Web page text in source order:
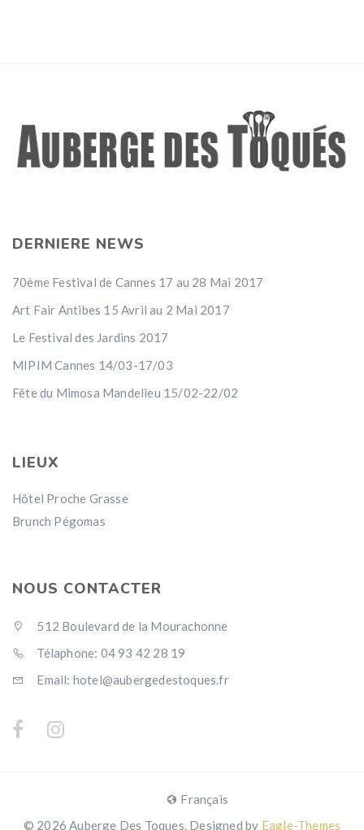
DERNIERE NEWS
70ème Festival de Cannes 17 au 28 Mai 2017
Art Fair Antibes 15 Avril au 2 Mai 2017
Le Festival des Jardins 2017
MIPIM Cannes 14/03-17/03
Fête du Mimosa Mandelieu 15/02-22/02
LIEUX
Hôtel Proche Grasse
Brunch Pégomas
NOUS CONTACTER
512 Boulevard de la Mourachonne
Télaphone: 04 93 42 28 19
Email: hotel@aubergedestoques.fr
Français
© 2026 Auberge Des Toques. Designed by Eagle-Themes